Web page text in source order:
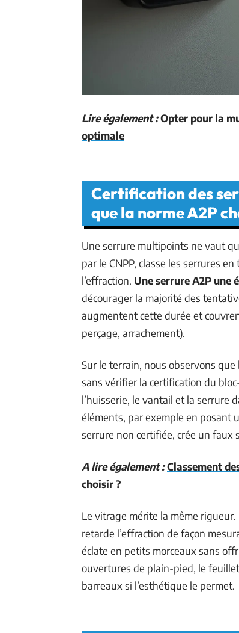
Lire également :Opter pour la
optimale
Certification des
que la norme A2P
Une serrure multipoints ne vaut
par le CNPP, classe les serrures
l’effraction. Une serrure A2P une
décourager la majorité des
augmentent cette durée et
perçage, arrachement).
Sur le terrain, nous observons
sans vérifier la certification du
l’huisserie, le vantail et la serrure
éléments, par exemple en posant
serrure non certifiée, crée un faux
A lire également :Classement
choisir ?
Le vitrage mérite la même rigueur.
retarde l’effraction de façon
éclate en petits morceaux sans
ouvertures de plain-pied, le
barreaux si l’esthétique le permet.